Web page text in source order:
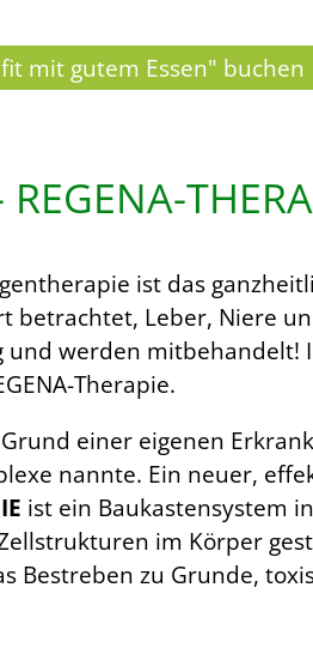
mit gutem Essen" buchen
ist das
betrachtet, Leber, Niere
werden mitbehandelt!
Therapie.
einer eigenen
nannte. Ein neuer,
ist ein Baukastensystem
im Körper
Bestreben zu Grunde,